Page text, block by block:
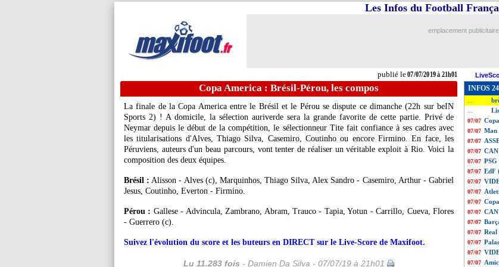
publié le07/07/2019 à 21h01
Les Infos du Football
emplacement publicitaire
Copa America : Brésil-Pérou, les compos
La finale de la Copa America entre le Brésil et le Pérou se dispute ce dimanche (22h sur beIN
Sports 2) ! A domicile, la sélection auriverde sera la grande favorite de cette partie. Privé de
Neymar depuis le début de la compétition, le sélectionneur Tite fait confiance à ses cadres avec
les titularisations d'Alves, Thiago Silva, Casemiro, Coutinho ou encore Firmino. En face, les
Péruviens, auteurs d'un beau parcours, vont tenter de réaliser un véritable exploit à Rio. Voici la
composition des deux équipes.
Brésil : Alisson - Alves (c), Marquinhos, Thiago Silva, Alex Sandro - Casemiro, Arthur - Gabriel
Jesus, Coutinho, Everton - Firmino.
Pérou : Gallese - Advincula, Zambrano, Abram, Trauco - Tapia, Yotun - Carrillo, Cueva, Flores
- Guerrero (c).
Suivez l'évolution du score et les buteurs en DIRECT sur le Live-Score de Maxifoot.
Lu 11.283 fois - Damien Da Silva - 07/07/19 à 21h01
INFOS
07/07
07/07 Man
07/07
07/07 CAN
07/07 PSG
07/07 EdF
07/07
07/07
07/07
07/07 CAN
07/07
07/07 Real
07/07
07/07
07/07